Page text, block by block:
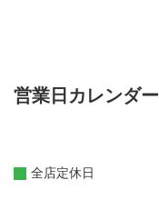
営業日カレンダー
全店定休日